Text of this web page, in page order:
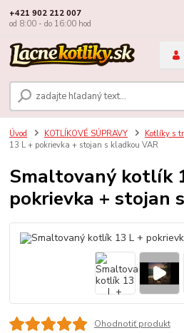
+421 902 212 007
od 8:00 - do 16:00 hod
Úvod KOTLÍKOVÉ SÚPRAVY Kotlíky s
13 L + pokrievka + stojan s kladkou VAR
Smaltovaný kotlík
pokrievka + stojan
Ohodnotiť produkt